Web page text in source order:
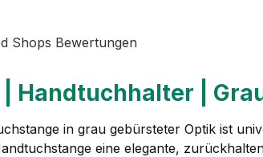
Shops Bewertungen
| Handtuchhalter |
in grau gebürsteter Optik ist
eine elegante,